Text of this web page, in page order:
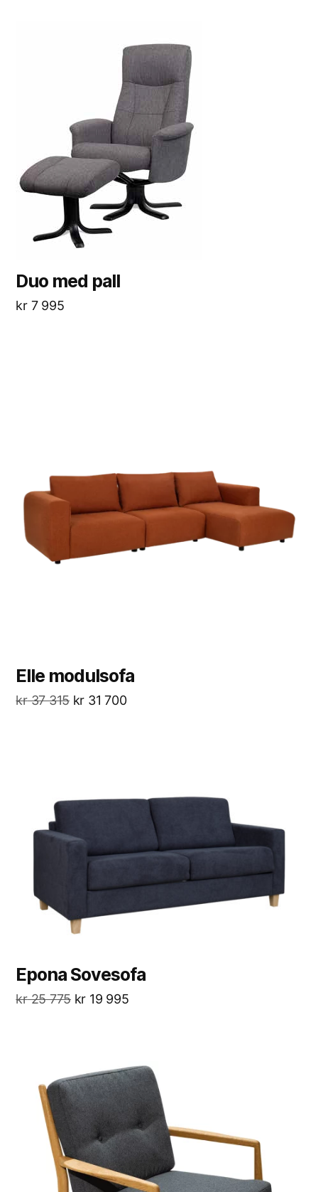
Duo med pall
kr7 995
Elle modulsofa
kr37 315 kr 31 700
Epona Sovesofa
kr25 775 kr 19 995